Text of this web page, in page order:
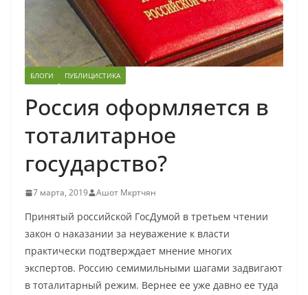
БЛОГИ ПУБЛИЦИСТИКА
Россия оформляется в
тоталитарное
государство?
7 марта, 2019 Ашот Мкртчян
Принятый российской ГосДумой в третьем чтении
закон о наказании за неуважение к власти
практически подтверждает мнение многих
экспертов. Россию семимильными шагами задвигают
в тоталитарный режим. Вернее ее уже давно ее туда